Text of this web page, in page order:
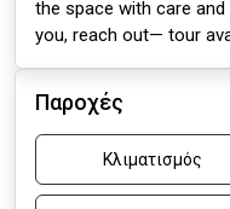
the space with care
you, reach out— tour
Παροχές
Κλιματισμός